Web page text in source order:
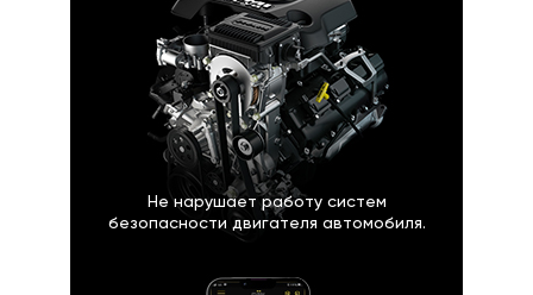
Не нарушает работу систем
безопасности двигателя автомобиля.